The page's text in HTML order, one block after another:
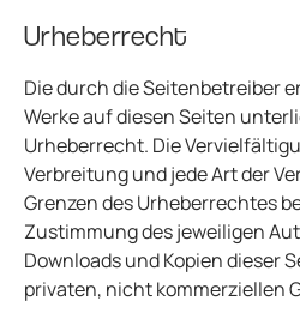
Urheberrecht
Die durch die Seitenbetreiber
Werke auf diesen Seiten
Urheberrecht. Die
Verbreitung und jede Art der
Grenzen des Urheberrechtes
Zustimmung des jeweiligen
Downloads und Kopien dieser
privaten, nicht kommerziellen